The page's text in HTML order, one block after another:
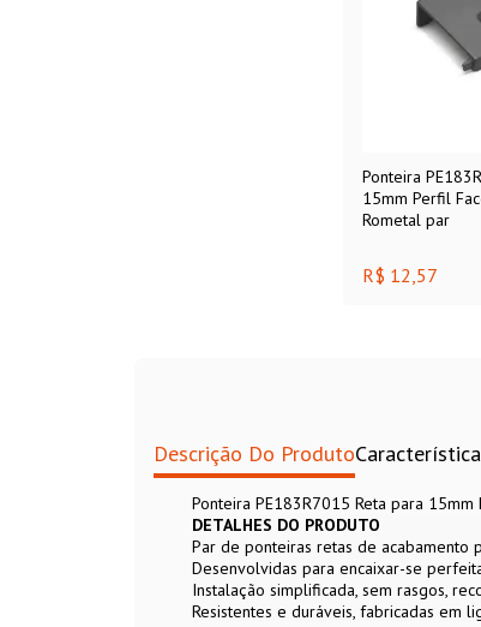
Ponteira
15mm Perfil
Rometal par
R$ 12,57
Descrição Do Produto
Ponteira PE183R7015 Reta para
DETALHES DO PRODUTO
Par de ponteiras retas de acabamento
Desenvolvidas para encaixar-se
Instalação simplificada, sem rasgos,
Resistentes e duráveis, fabricadas em